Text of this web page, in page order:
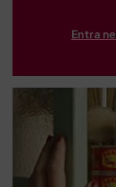
Entra